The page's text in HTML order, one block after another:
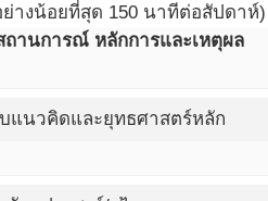
างน้อยที่สุด 150 นาทีต่อสัปดาห์)
านการณ์ หลักการและเหตุผล
แนวคิดและยุทธศาสตร์หลัก